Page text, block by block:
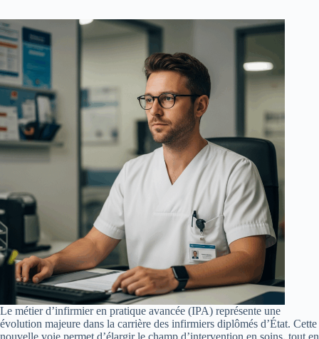
Le métier d’infirmier en pratique avancée (IPA) représente une
évolution majeure dans la carrière des infirmiers diplômés d’État. Cette
nouvelle voie permet d’élargir le champ d’intervention en soins, tout en